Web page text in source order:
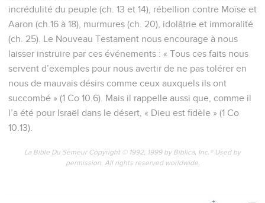
incrédulité du peuple (ch. 13 et 14), rébellion contre Moïse et
Aaron (ch.16 à 18), murmures (ch. 20), idolâtrie et immoralité
(ch. 25). Le Nouveau Testament nous encourage à nous
laisser instruire par ces événements : « Tous ces faits nous
servent d’exemples pour nous avertir de ne pas tolérer en
nous de mauvais désirs comme ceux auxquels ils ont
succombé » (1 Co 10.6). Mais il rappelle aussi que, comme il
l’a été pour Israël dans le désert, « Dieu est fidèle » (1 Co
10.13).
La Bible Du Semeur Copyright © 1992, 1999 by Biblica, Inc.® Used by
permission. All rights reserved worldwide.